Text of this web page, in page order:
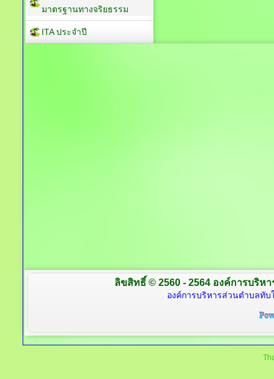
มาตรฐานทางจริยธรรม
ITA ประจำปี
ลิขสิทธิ์ © 2560 - 2564 องค์การบริห
องค์การบริหารส่วนตำบลทับ